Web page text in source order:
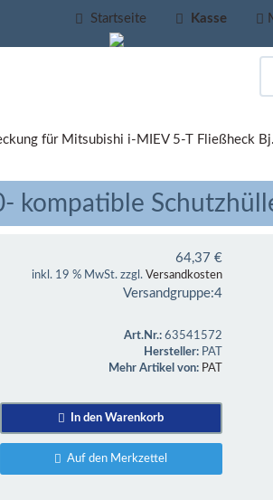
Startseite Kasse
für Mitsubishi i-MIEV 5-T Fließheck
kompatible
64,37 €
inkl. 19 % MwSt. zzgl. Versandkosten
Versandgruppe:4
Art.Nr.:63541572
Hersteller: PAT
Mehr Artikel von: PAT
In den Warenkorb
Auf den Merkzettel